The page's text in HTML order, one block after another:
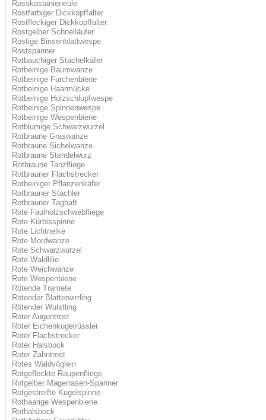
Rosskastanieneule
Rostfarbiger Dickkopffalter
Rostfleckiger Dickkopffalter
Rostgelber Schnelläufer
Rostige Binsenblattwespe
Rostspanner
Rotbauchiger Stachelkäfer
Rotbeinige Baumwanze
Rotbeinige Furchenbiene
Rotbeinige Haarmücke
Rotbeinige Holzschlupfwespe
Rotbeinige Spinnenwespe
Rotbeinige Wespenbiene
Rotblumige Schwarzwurzel
Rotbraune Graswanze
Rotbraune Sichelwanze
Rotbraune Stendelwurz
Rotbraune Tanzfliege
Rotbrauner Flachstrecker
Rotbeiniger Pflanzenkäfer
Rotbrauner Stachler
Rotbrauner Taghaft
Rote Faulholzschwebfliege
Rote Kürbisspinne
Rote Lichtnelke
Rote Mordwanze
Rote Schwarzwurzel
Rote Waldlilie
Rote Weichwanze
Rote Wespenbiene
Rötende Tramete
Rötender Blatterwirrling
Rötender Wulstling
Roter Augentrost
Roter Eichenkugelrüssler
Roter Flachstrecker
Roter Halsbock
Roter Zahntrost
Rotes Waldvöglein
Rotgefleckte Raupenfliege
Rotgelber Magerrasen-Spanner
Rotgestreifte Kugelspinne
Rothaarige Wespenbiene
Rothalsbock